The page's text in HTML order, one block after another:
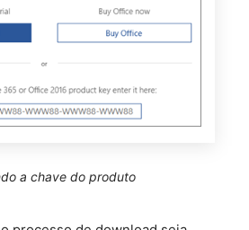
a chave do produto